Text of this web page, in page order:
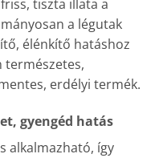
tiszta illata a
a légutak
élénkítő hatáshoz
természetes,
erdélyi termék.
gyengéd hatás
alkalmazható, így